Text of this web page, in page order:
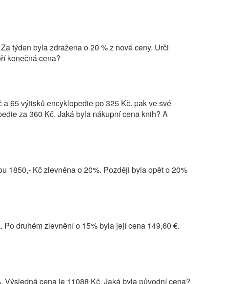
týden byla zdražena o 20 % z nové ceny. Urči
konečná cena?
65 výtisků encyklopedie po 325 Kč. pak ve své
za 360 Kč. Jaká byla nákupní cena knih? A
1850,- Kč zlevněna o 20%. Později byla opět o 20%
druhém zlevnění o 15% byla její cena 149,60 €.
cena je 11088 Kč. Jaká byla původní cena?